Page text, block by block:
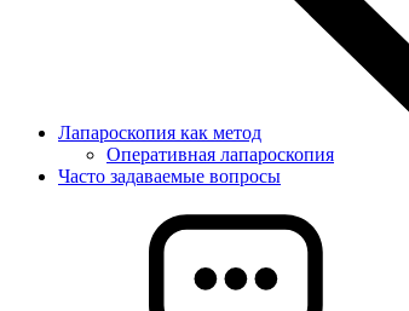
Лапароскопия как метод
Оперативная лапароскопия
Часто задаваемые вопросы